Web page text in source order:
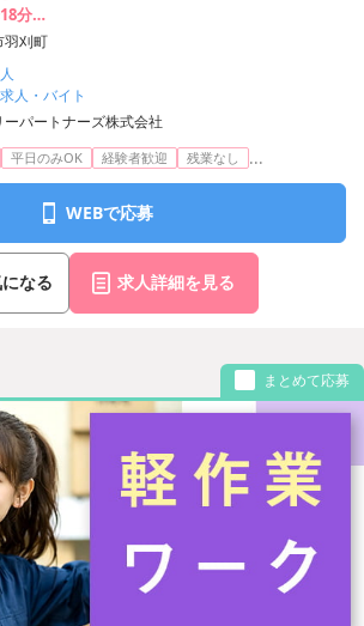
分
通勤OK（無料駐車場あり）
羽刈町
人・バイト
パートナーズ株式会社
平日のみOK 経験者歓迎 残業なし ...
WEBで応募
なる 求人詳細を見る
まとめて応募